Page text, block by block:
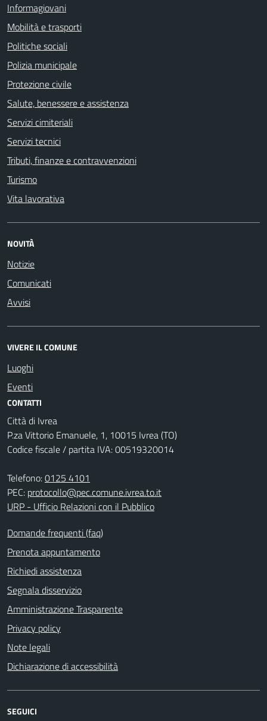
Informagiovani
Mobilità e trasporti
Politiche sociali
Polizia municipale
Protezione civile
Salute, benessere e assistenza
Servizi cimiteriali
Servizi tecnici
Tributi, finanze e contravvenzioni
Turismo
Vita lavorativa
NOVITÀ
Notizie
Comunicati
Avvisi
VIVERE IL COMUNE
Luoghi
Eventi
CONTATTI
Città di Ivrea
P.za Vittorio Emanuele, 1, 10015 Ivrea (TO)
Codice fiscale / partita IVA: 00519320014
Telefono:0125 4101
PEC: protocollo@pec.comune.ivrea.to.it
URP - Ufficio Relazioni con il Pubblico
Domande frequenti (faq)
Prenota appuntamento
Richiedi assistenza
Segnala disservizio
Amministrazione Trasparente
Privacy policy
Note legali
Dichiarazione di accessibilità
SEGUICI